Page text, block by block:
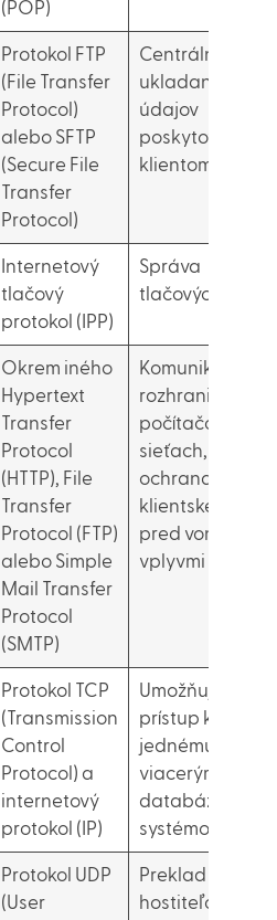
(POP)
Protokol FTP
(File Transfer
Protocol)
alebo SFTP
(Secure File
Transfer
Protocol)
Centrálne
ukladanie
údajov
poskytovaných
klientom
Internetový
tlačový
protokol (IPP)
Správa
tlačových úloh
Okrem iného
Hypertext
Transfer
Protocol
(HTTP), File
Transfer
Protocol (FTP)
alebo Simple
Mail Transfer
Protocol
(SMTP)
Komunikačné
rozhranie v
počítačových
sieťach,
ochrana
klientskej siete
pred vonkajšími
vplyvmi
Protokol TCP
(Transmission
Control
Protocol) a
internetový
protokol (IP)
Umožňuje
prístup k
jednému alebo
viacerým
databázovým
systémom
Protokol UDP
(User
Preklad názvov
hostiteľov